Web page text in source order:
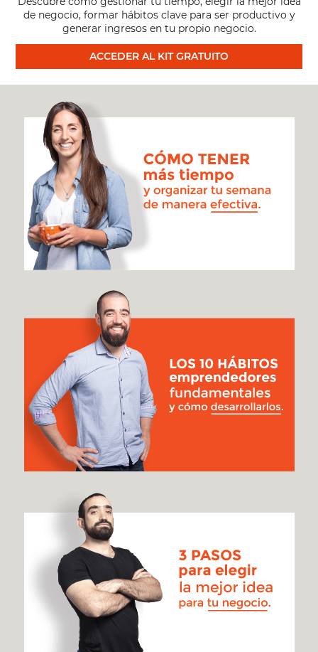
de negocio, formar hábitos clave para ser productivo y
generar ingresos en tu propio negocio.
ACCEDER AL KIT GRATUITO